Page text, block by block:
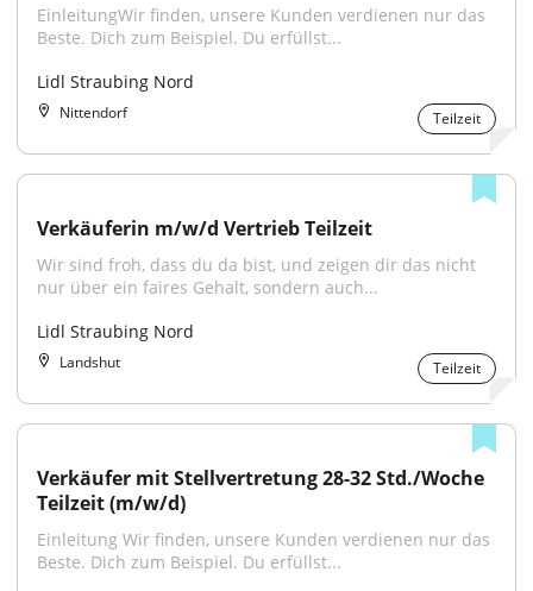
EinleitungWir finden, unsere Kunden verdienen nur das
Beste. Dich zum Beispiel. Du erfüllst...
Lidl Straubing Nord
Nittendorf Teilzeit
Verkäuferin m/w/d Vertrieb Teilzeit
Wir sind froh, dass du da bist, und zeigen dir das nicht
nur über ein faires Gehalt, sondern auch...
Lidl Straubing Nord
Landshut Teilzeit
Verkäufer mit Stellvertretung 28-32 Std./Woche
Teilzeit (m/w/d)
Einleitung Wir finden, unsere Kunden verdienen nur das
Beste. Dich zum Beispiel. Du erfüllst...